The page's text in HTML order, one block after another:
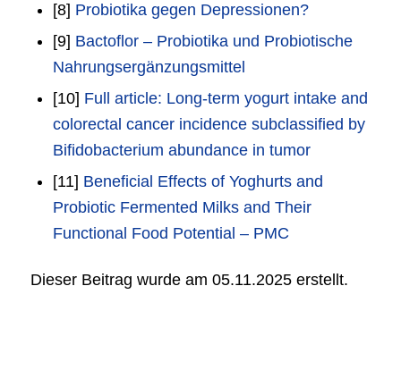
[8] Probiotika gegen Depressionen?
[9] Bactoflor – Probiotika und Probiotische
Nahrungsergänzungsmittel
[10] Full article: Long-term yogurt intake and
colorectal cancer incidence subclassified by
Bifidobacterium abundance in tumor
[11] Beneficial Effects of Yoghurts and
Probiotic Fermented Milks and Their
Functional Food Potential – PMC
Dieser Beitrag wurde am 05.11.2025 erstellt.